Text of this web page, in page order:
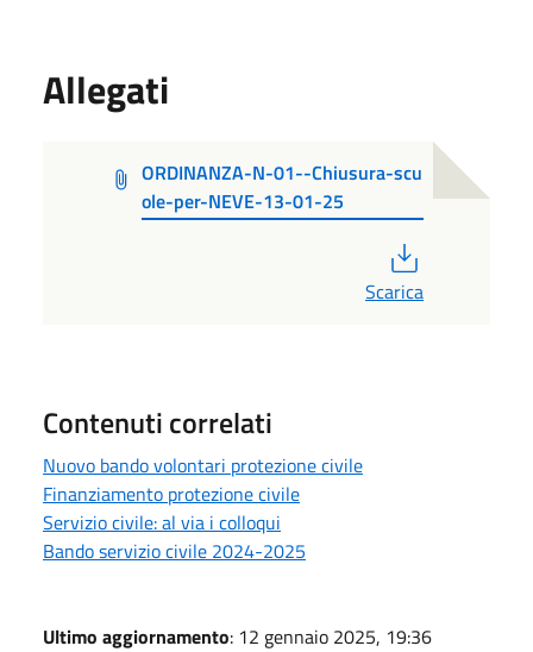
Allegati
ORDINANZA-N-01--Chiusura-scu
ole-per-NEVE-13-01-25
Scarica
Contenuti correlati
Nuovo bando volontari protezione civile
Finanziamento protezione civile
Servizio civile: al via i colloqui
Bando servizio civile 2024-2025
Ultimo aggiornamento: 12 gennaio 2025, 19:36